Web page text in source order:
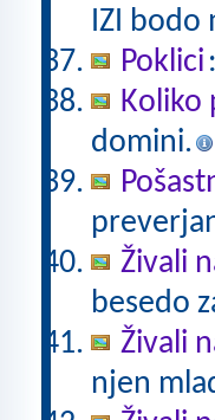
IZI bodo
Poklici
Koliko
domini.
Živali
besedo
Živali
njen